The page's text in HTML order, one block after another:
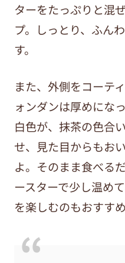
ターをたっぷりと混
プ。しっとり、ふん
す。
また、外側をコーテ
ォンダンは厚めにな
白色が、抹茶の色合
せ、見た目からもお
よ。そのまま食べる
ースターで少し温め
を楽しむのもおすすめ